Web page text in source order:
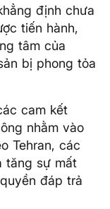
định chưa
tiến hành,
tâm của
bị phong tỏa
cam kết
nhằm vào
Tehran, các
tăng sự mất
đáp trả